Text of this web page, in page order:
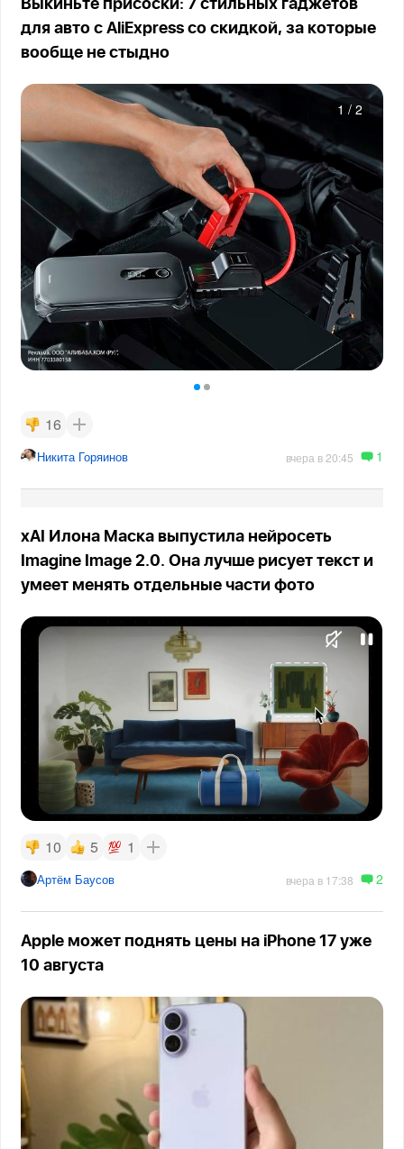
Выкиньте присоски: 7 стильных гаджетов
для авто с AliExpress со скидкой, за которые
вообще не стыдно
1 / 2
16
Никита Горяинов вчера в 20:45 1
xAI Илона Маска выпустила нейросеть
Imagine Image 2.0. Она лучше рисует текст и
умеет менять отдельные части фото
10 5 1
Артём Баусов вчера в 17:38 2
Apple может поднять цены на iPhone 17 уже
10 августа